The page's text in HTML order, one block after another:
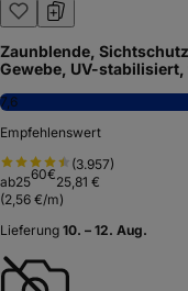
Zaunblende,
Gewebe, UV-
7,6
Empfehlenswert
(3.957)
ab2560€25,81 €
(2,56 €/m)
Lieferung 10. – 12. Aug.